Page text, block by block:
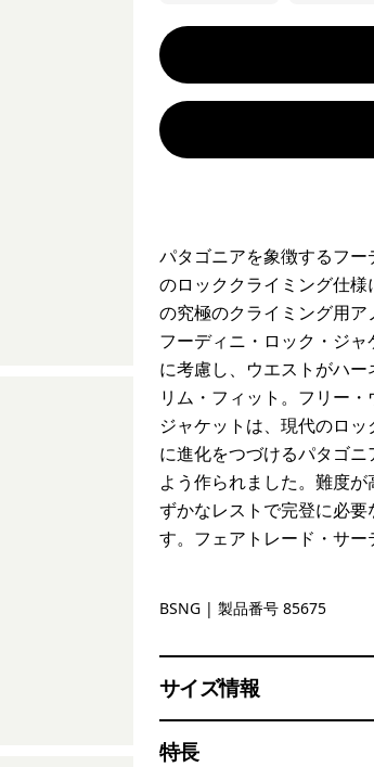
パタゴニアを象徴するフ
のロッククライミング仕
の究極のクライミング用
フーディニ・ロック・ジ
に考慮し、ウエストがハ
リム・フィット。フリー
ジャケットは、現代のロ
に進化をつづけるパタゴ
よう作られました。難度
ずかなレストで完登に必
す。フェアトレード・サ
Basin Green
BSNG | 製品番号 85675
サイズ情報
特長